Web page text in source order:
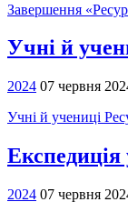
Завершення
Учні й
2024 07 червня
Учні й учениці
2024 07 червня